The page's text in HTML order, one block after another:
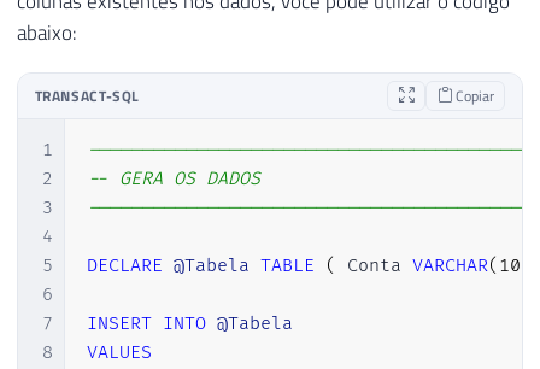
abaixo:
TRANSACT-SQL Copiar
1
2
3
4
5
6
7
8
-- GERA OS DADOS
DECLARE @Tabela TABLE ( Conta VARCHAR( 100
INSERT INTO @Tabela
VALUES